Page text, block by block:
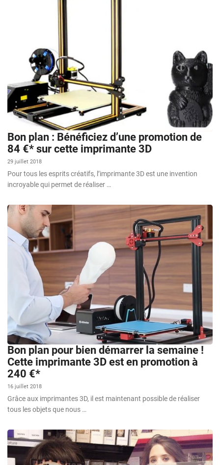
Bon plan : Bénéficiez d’une promotion de
84 €* sur cette imprimante 3D
29 juillet 2018
Pour tous les esprits créatifs, l’imprimante 3D est une invention
incroyable qui permet de réaliser …
Bon plan pour bien démarrer la semaine !
Cette imprimante 3D est en promotion à
240 €*
16 juillet 2018
Grâce aux imprimantes 3D, il est maintenant possible de réaliser
tous les objets que nous …